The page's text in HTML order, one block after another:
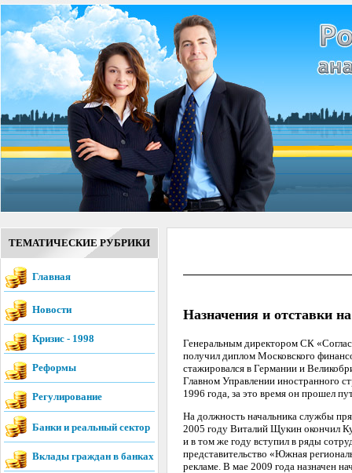
ТЕМАТИЧЕСКИЕ РУБРИКИ
Главная
Новости
Кризис - 1998
Реформы
Регулирование
Банки и реальный сектор
Вклады граждан в банках
Назначения и отставки
Генеральным директором СК
получил диплом Московского
стажировался в Германии и
Главном Управлении иностранного
1996 года, за это время он прошел
На должность начальника службы
2005 году Виталий Щукин окончил
и в том же году вступил в ряды
представительство «Южная
рекламе. В мае 2009 года назначен